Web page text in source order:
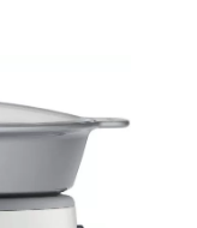
rouge
sur
comptoir
3,5 litres :
six